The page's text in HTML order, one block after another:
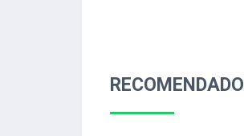
RECOMENDADO